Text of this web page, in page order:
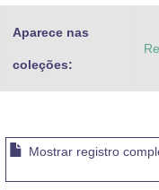
Aparece nas
coleções:
Mostrar registro